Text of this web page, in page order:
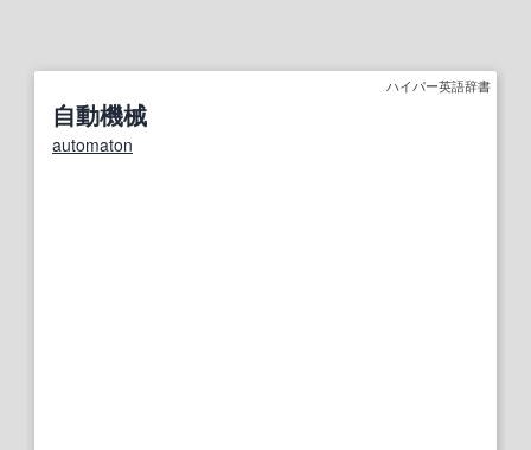
ハイパー英語辞書
自動機械
automaton